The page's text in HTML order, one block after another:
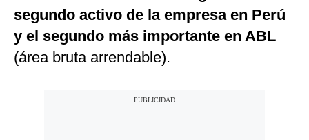
segundo activo de la empresa en Perú
y el segundo más importante en ABL
(área bruta arrendable).